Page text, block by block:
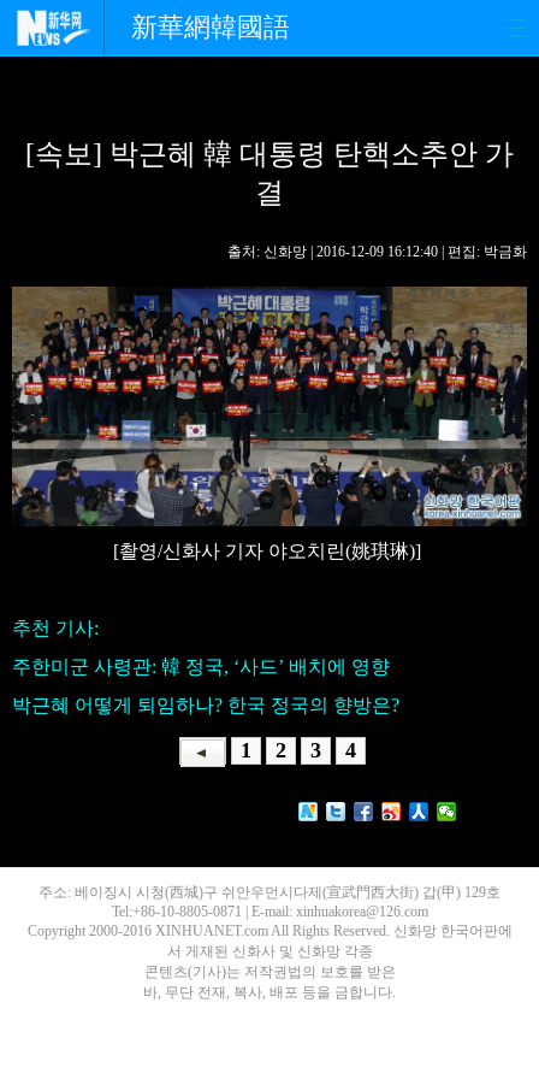
新華網韓國語
경제 사회 포토
핫 TV
생생 중국어
[속보] 박근혜 韓 대통령 탄핵소추안 가
결
출처: 신화망 | 2016-12-09 16:12:40 | 편집: 박금화
[촬영/신화사 기자 야오치린(姚琪琳)]
추천 기사:
주한미군 사령관: 韓 정국, ‘사드’ 배치에 영향
박근혜 어떻게 퇴임하나? 한국 정국의 향방은?
1 2 3 4
주소: 베이징시 시청(西城)구 쉬안우먼시다제(宣武門西大街) 갑(甲) 129호
Tel:+86-10-8805-0871 | E-mail: xinhuakorea@126.com
Copyright 2000-2016 XINHUANET.com All Rights Reserved. 신화망 한국어판에
서 게재된 신화사 및 신화망 각종
콘텐츠(기사)는 저작권법의 보호를 받은
바, 무단 전재, 복사, 배포 등을 금합니다.